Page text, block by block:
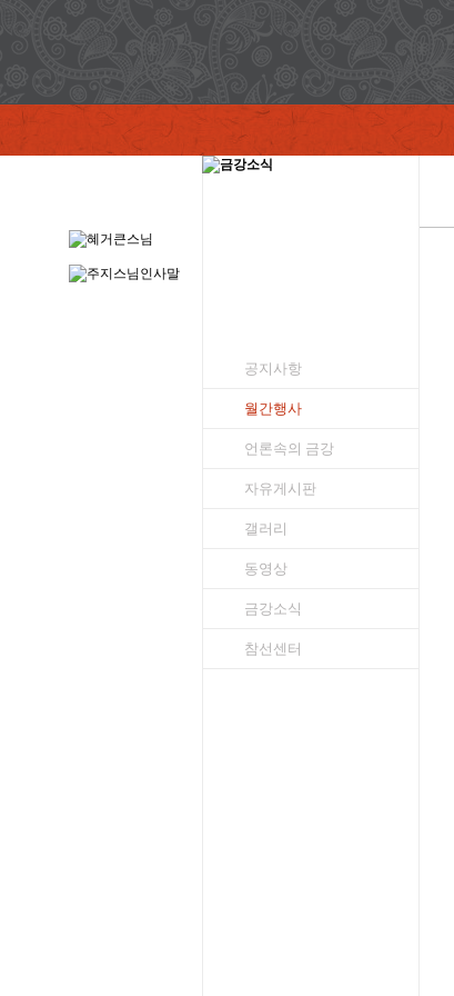
공지사항
월간행사
언론속의 금강
자유게시판
갤러리
동영상
금강소식
참선센터